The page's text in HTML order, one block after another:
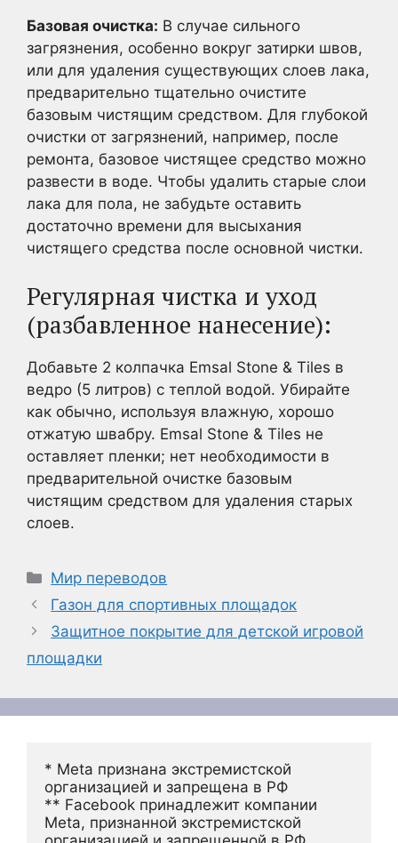
Базовая очистка: В случае сильного
загрязнения, особенно вокруг затирки швов,
или для удаления существующих слоев лака,
предварительно тщательно очистите
базовым чистящим средством. Для глубокой
очистки от загрязнений, например, после
ремонта, базовое чистящее средство можно
развести в воде. Чтобы удалить старые слои
лака для пола, не забудьте оставить
достаточно времени для высыхания
чистящего средства после основной чистки.
Регулярная чистка и уход
(разбавленное нанесение):
Добавьте 2 колпачка Emsal Stone & Tiles в
ведро (5 литров) с теплой водой. Убирайте
как обычно, используя влажную, хорошо
отжатую швабру. Emsal Stone & Tiles не
оставляет пленки; нет необходимости в
предварительной очистке базовым
чистящим средством для удаления старых
слоев.
Рубрики
Мир переводов
Газон для спортивных площадок
Защитное покрытие для детской игровой
площадки
* Meta признана экстремистской
организацией и запрещена в РФ
** Facebook принадлежит компании
Meta, признанной экстремистской